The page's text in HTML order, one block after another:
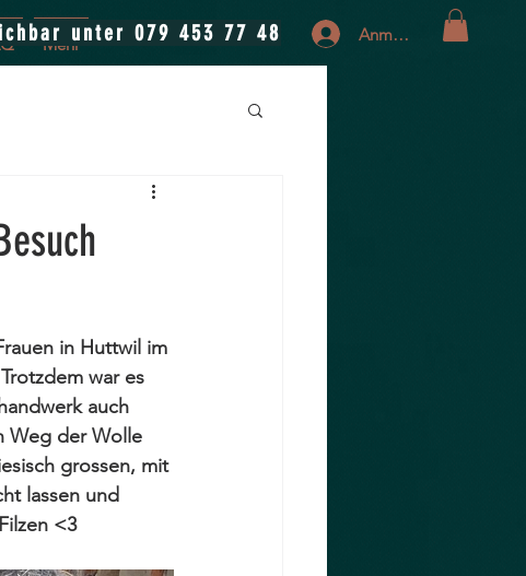
Mehrunter 079 453 77 48 Anmelden
in Huttwil im
war es
auch
Weg der Wolle
grossen, mit
lassen und
<3